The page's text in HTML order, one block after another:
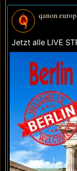
qanon
Jetzt alle LIVE